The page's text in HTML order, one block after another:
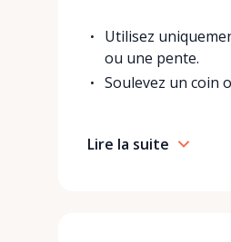
Utilisez
ou une pente.
Soulevez un coin
Lire la suite